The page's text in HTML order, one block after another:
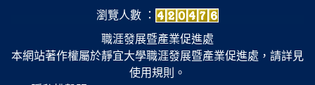
瀏覽人數 ：
職涯發展暨產業促進處
本網站著作權屬於靜宜大學職涯發展暨產業促進處，請詳見
使用規則。